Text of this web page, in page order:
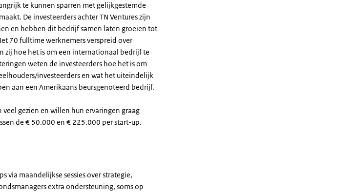
te kunnen sparren met gelijkgestemde
De investeerders achter TN Ventures zijn
en hebben dit bedrijf samen laten groeien tot
70 fulltime werknemers verspreid over
zij hoe het is om een internationaal bedrijf te
weten de investeerders hoe het is om
investeerders en wat het uiteindelijk
aan een Amerikaans beursgenoteerd bedrijf.
veel gezien en willen hun ervaringen graag
de € 50.000 en € 225.000 per start-up.
via maandelijkse sessies over strategie,
extra ondersteuning, soms op